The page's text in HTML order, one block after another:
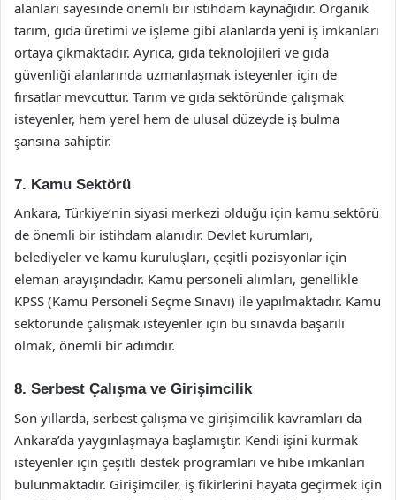
alanları sayesinde önemli bir istihdam kaynağıdır. Organik
tarım, gıda üretimi ve işleme gibi alanlarda yeni iş imkanları
ortaya çıkmaktadır. Ayrıca, gıda teknolojileri ve gıda
güvenliği alanlarında uzmanlaşmak isteyenler için de
fırsatlar mevcuttur. Tarım ve gıda sektöründe çalışmak
isteyenler, hem yerel hem de ulusal düzeyde iş bulma
şansına sahiptir.
7. Kamu Sektörü
Ankara, Türkiye’nin siyasi merkezi olduğu için kamu sektörü
de önemli bir istihdam alanıdır. Devlet kurumları,
belediyeler ve kamu kuruluşları, çeşitli pozisyonlar için
eleman arayışındadır. Kamu personeli alımları, genellikle
KPSS (Kamu Personeli Seçme Sınavı) ile yapılmaktadır. Kamu
sektöründe çalışmak isteyenler için bu sınavda başarılı
olmak, önemli bir adımdır.
8. Serbest Çalışma ve Girişimcilik
Son yıllarda, serbest çalışma ve girişimcilik kavramları da
Ankara’da yaygınlaşmaya başlamıştır. Kendi işini kurmak
isteyenler için çeşitli destek programları ve hibe imkanları
bulunmaktadır. Girişimciler, iş fikirlerini hayata geçirmek için